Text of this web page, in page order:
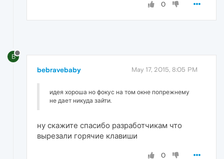
0
B
bebravebaby May 17, 2015, 8:05 PM
идея хороша но фокус на том окне попрежнему
не дает никуда зайти.
ну скажите спасибо разработчикам что
вырезали горячие клавиши
0